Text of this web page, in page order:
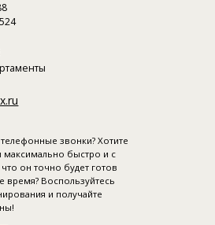
звонки? Хотите
максимально быстро и с
он точно будет готов
время? Воспользуйтесь
и получайте